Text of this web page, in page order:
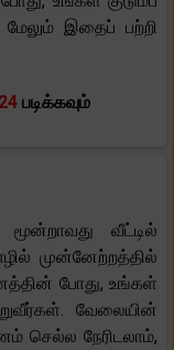
மேலும் இதைப் பற்றி
படிக்கவும்
மூன்றாவது வீட்டில்
முன்னேற்றத்தில்
போது, ​​உங்கள்
வேலையின்
செல்ல நேரிடலாம்,